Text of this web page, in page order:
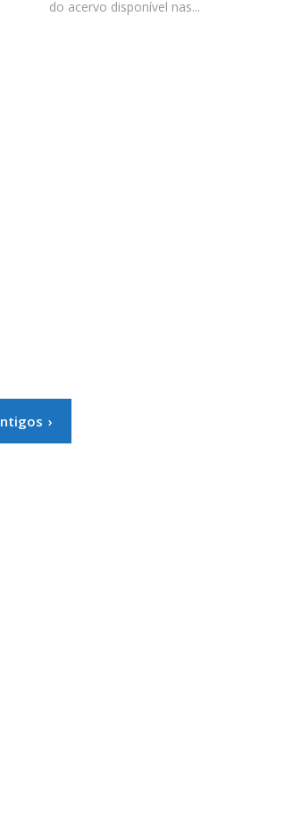
do acervo disponível nas...